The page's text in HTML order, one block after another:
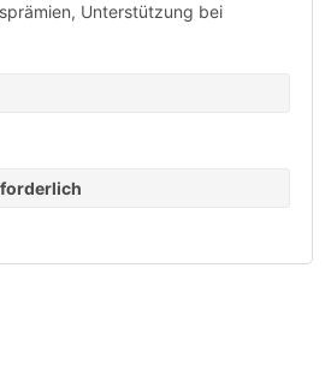
, Unterstützung bei